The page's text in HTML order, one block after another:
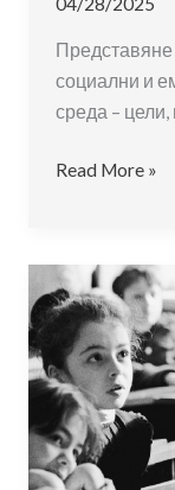
Представяне
социални и
среда – цели,
Социално-
и
умения
за
живот
в
училище:
опит,
уроци
Read More »